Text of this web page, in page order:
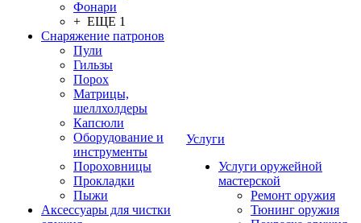
Фонари
+ ЕЩЕ 1
Снаряжение патронов
Пули
Гильзы
Порох
Матрицы,
шеллхолдеры
Капсюли
Оборудование и
инструменты
Пороховницы
Прокладки
Пыжи
Аксессуары для чистки
Услуги
Услуги оружейной
мастерской
Ремонт оружия
Тюнинг оружия